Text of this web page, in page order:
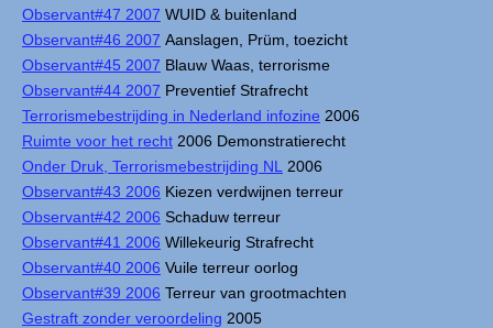
Observant#47 2007 WUID & buitenland
Observant#46 2007 Aanslagen, Prüm, toezicht
Observant#45 2007 Blauw Waas, terrorisme
Observant#44 2007 Preventief Strafrecht
Terrorismebestrijding in Nederland infozine 2006
Ruimte voor het recht 2006 Demonstratierecht
Onder Druk, Terrorismebestrijding NL
2006
Observant#43 2006 Kiezen verdwijnen terreur
Observant#42 2006 Schaduw terreur
Observant#41 2006 Willekeurig Strafrecht
Observant#40 2006 Vuile terreur oorlog
Observant#39 2006 Terreur van grootmachten
Gestraft zonder veroordeling 2005